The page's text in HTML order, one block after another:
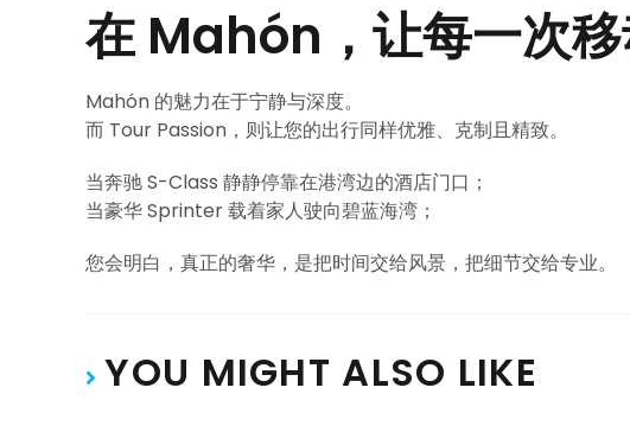
在 Mahón，让每一次
Mahón 的魅力在于宁静与深度。
而 Tour Passion，则让您的出行同样优雅、克制且精致。
当奔驰 S-Class 静静停靠在港湾边的酒店门口；
当豪华 Sprinter 载着家人驶向碧蓝海湾；
您会明白，真正的奢华，是把时间交给风景，把细节交给专业。
YOU MIGHT ALSO LIKE